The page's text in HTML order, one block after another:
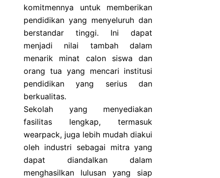
komitmennya untuk memberikan
pendidikan yang menyeluruh dan
berstandar tinggi. Ini dapat
menjadi nilai tambah dalam
menarik minat calon siswa dan
orang tua yang mencari institusi
pendidikan yang serius dan
berkualitas.
Sekolah yang menyediakan
fasilitas lengkap, termasuk
wearpack, juga lebih mudah diakui
oleh industri sebagai mitra yang
dapat diandalkan dalam
menghasilkan lulusan yang siap